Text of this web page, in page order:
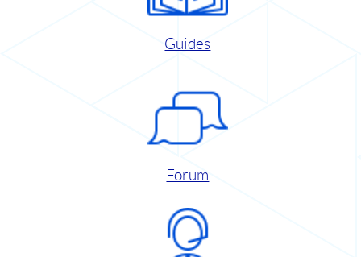
Guides
Forum